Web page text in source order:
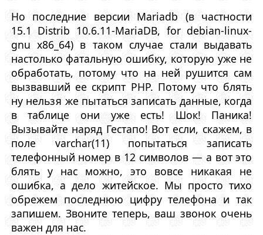
Но последние версии Mariadb (в частности
15.1 Distrib 10.6.11-MariaDB, for debian-linux-
gnu x86_64) в таком случае стали выдавать
настолько фатальную ошибку, которую уже не
обработать, потому что на ней рушится сам
вызвавший ее скрипт PHP. Потому что блять
ну нельзя же пытаться записать данные, когда
в таблице они уже есть! Шок! Паника!
Вызывайте наряд Гестапо! Вот если, скажем, в
поле varchar(11) попытаться записать
телефонный номер в 12 символов — а вот это
блять у нас можно, это вовсе никакая не
ошибка, а дело житейское. Мы просто тихо
обрежем последнюю цифру телефона и так
запишем. Звоните теперь, ваш звонок очень
важен для нас.